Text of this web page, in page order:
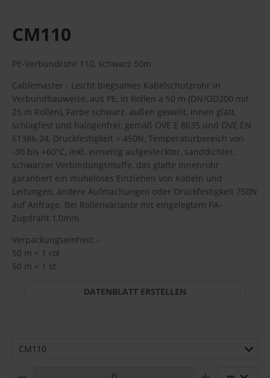
CM110
PE-Verbundrohr 110, schwarz 50m
Cablemaster - Leicht biegsames Kabelschutzrohr in
Verbundbauweise, aus PE, in Rollen a 50 m (DN/OD200 mit
25 m Rollen), Farbe schwarz, außen gewellt, innen glatt,
schlagfest und halogenfrei, gemäß ÖVE E 8635 und ÖVE EN
61386-24, Druckfestigkeit > 450N, Temperaturbereich von
-30 bis +60°C, inkl. einseitig aufgesteckter, sanddichter,
schwarzer Verbindungsmuffe, das glatte Innenrohr
garantiert ein müheloses Einziehen von Kabeln und
Leitungen, andere Aufmachungen oder Druckfestigkeit 750N
auf Anfrage. Bei Rollenvariante mit eingelegtem PA-
Zugdraht 1,0mm.
Verpackungseinheit: -
50 m = 1 rol
50 m = 1 st
DATENBLATT ERSTELLEN
CM110